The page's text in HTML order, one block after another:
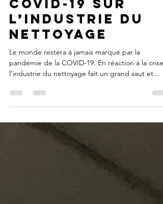
L’impact du
COVID-19 sur
l’industrie du
nettoyage
Le monde restera à jamais marqué par la
l’industrie du nettoyage fait un grand saut et...